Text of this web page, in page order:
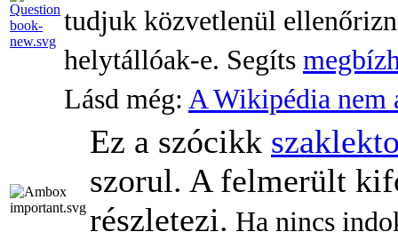
tudjuk közvetlenül
helytállóak-e. Segíts
Lásd még: A Wikipédia nem
Ez a szócikk
szorul. A felmerült
részletezi. Ha nincs